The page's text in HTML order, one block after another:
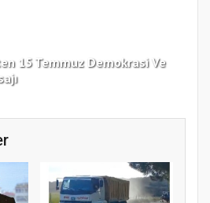
15 Temmuz Demokrasi Ve